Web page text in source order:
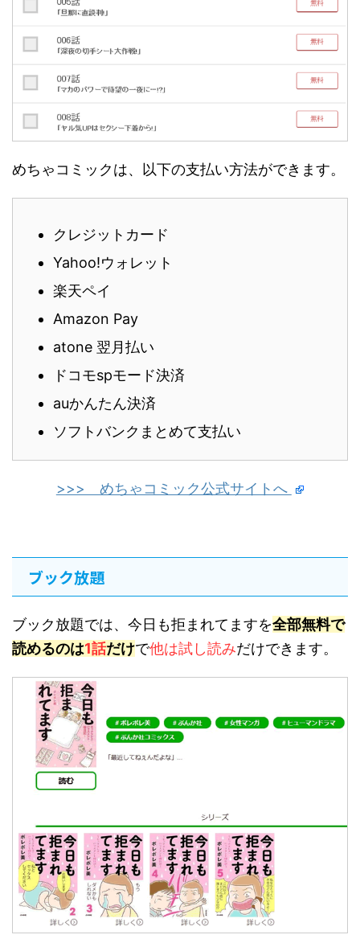
めちゃコミックは、以下の支払い方法ができます。
クレジットカード
Yahoo!ウォレット
楽天ペイ
Amazon Pay
atone 翌月払い
ドコモspモード決済
auかんたん決済
ソフトバンクまとめて支払い
>>> めちゃコミック公式サイトへ
ブック放題
ブック放題では、今日も拒まれてますを全部無料で
読めるのは1話だけで他は試し読みだけできます。